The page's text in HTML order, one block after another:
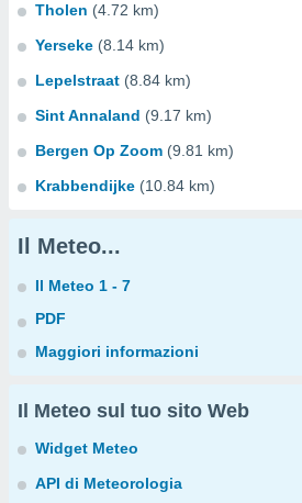
Tholen (4.72 km)
Yerseke (8.14 km)
Lepelstraat (8.84 km)
Sint Annaland (9.17 km)
Bergen Op Zoom (9.81 km)
Krabbendijke (10.84 km)
Il Meteo...
Il Meteo 1 - 7
PDF
Maggiori informazioni
Il Meteo sul tuo sito Web
Widget Meteo
API di Meteorologia